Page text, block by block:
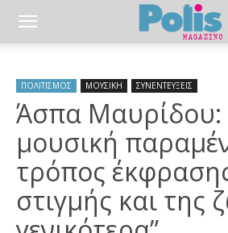
ΠΟΛΙΤΙΣΜΟΣ ΜΟΥΣΙΚΗ ΣΥΝΕΝΤΕΥΞΕΙΣ
Άσπα Μαυρίδου:
μουσική
τρόπος
στιγμής και της